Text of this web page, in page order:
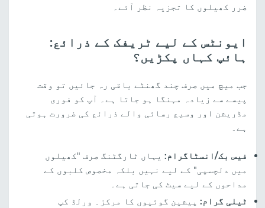
ضرر کھیلوں کا تجزیہ نظر آئے۔
ایونٹس کے لیے ٹریفک کے ذرائع:
ہائپ کہاں پکڑیں؟
جب میچ میں صرف چند گھنٹے باقی رہ جائیں تو وقت
پیسے سے زیادہ مہنگا ہو جاتا ہے۔ آپ کو فوری
مڈریشن اور وسیع رسائی والے ذرائع کی ضرورت ہوتی
ہے۔
فیس بک/انسٹاگرام: یہاں ٹارگٹنگ صرف "کھیلوں
میں دلچسپی" کے لیے نہیں بلکہ مخصوص کلبوں کے
مداحوں کے لیے سیٹ کی جاتی ہے۔
ٹیلی گرام: پیشین گوئیوں کا مرکز۔ ورلڈ کپ